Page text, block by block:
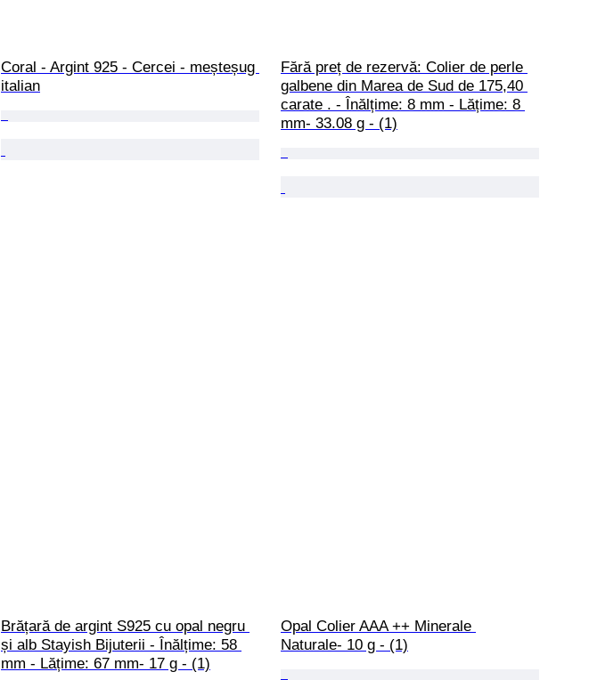
Coral - Argint 925 - Cercei - meșteșug
italian
Fără preț de rezervă: Colier de perle
galbene din Marea de Sud de 175,40
carate . - Înălțime: 8 mm - Lățime: 8
mm- 33.08 g - (1)
Brățară de argint S925 cu opal negru
și alb Stayish Bijuterii - Înălțime: 58
mm - Lățime: 67 mm- 17 g - (1)
Opal Colier AAA ++ Minerale
Naturale- 10 g - (1)